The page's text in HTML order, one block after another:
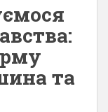
та